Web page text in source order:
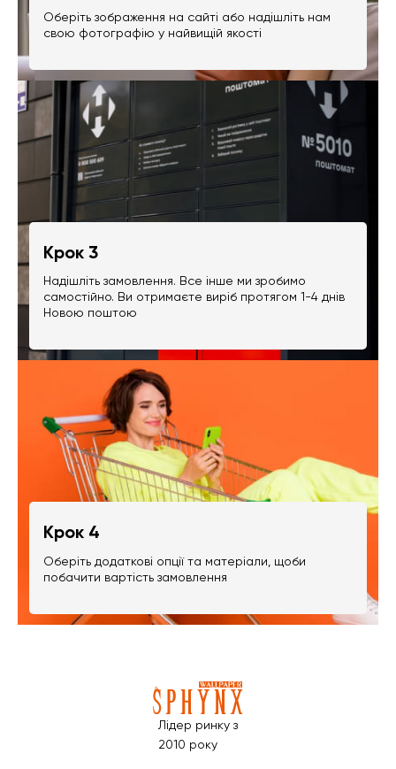
Оберіть зображення на сайті або надішліть нам
свою фотографію у найвищій якості
Крок 3
Надішліть замовлення. Все інше ми зробимо
самостійно. Ви отримаєте виріб протягом 1-4 днів
Новою поштою
Крок 4
Оберіть додаткові опції та матеріали, щоби
побачити вартість замовлення
Лідер ринку з
2010 року